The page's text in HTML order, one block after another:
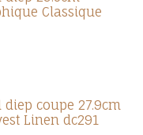
Classique
diep coupe 27.9cm
Linen dc291